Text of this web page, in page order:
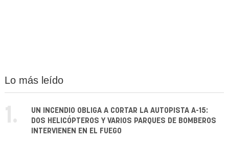
Lo más leído
1.
UN INCENDIO OBLIGA A CORTAR LA AUTOPISTA A-15:
DOS HELICÓPTEROS Y VARIOS PARQUES DE BOMBEROS
INTERVIENEN EN EL FUEGO